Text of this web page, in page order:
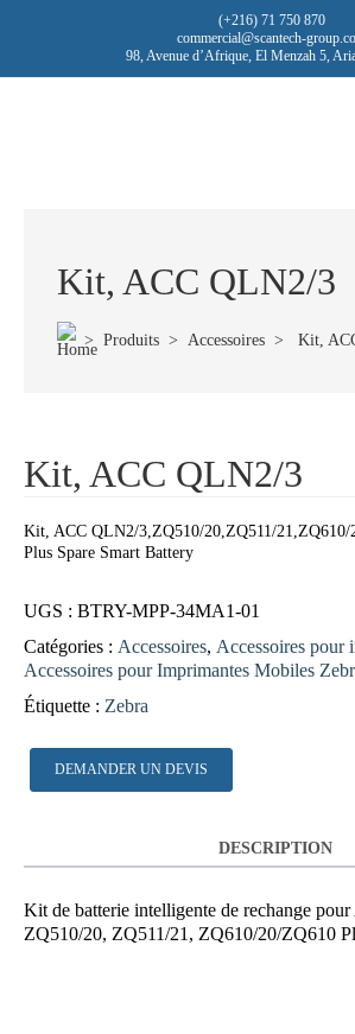
(+216) 71 750 870
commercial@scantech-
98, Avenue d’Afrique, El Menzah 5,
Kit, ACC QLN2/3
> Produits > Accessoires > Kit,
Kit, ACC QLN2/3
Kit, ACC QLN2/3,ZQ510/20,ZQ511/21,ZQ610/
Plus Spare Smart Battery
UGS : BTRY-MPP-34MA1-01
Catégories : Accessoires, Accessoires pour
Accessoires pour Imprimantes Mobiles
Étiquette : Zebra
DEMANDER UN DEVIS
DESCRIPTION
Kit de batterie intelligente de rechange
ZQ510/20, ZQ511/21, ZQ610/20/ZQ610